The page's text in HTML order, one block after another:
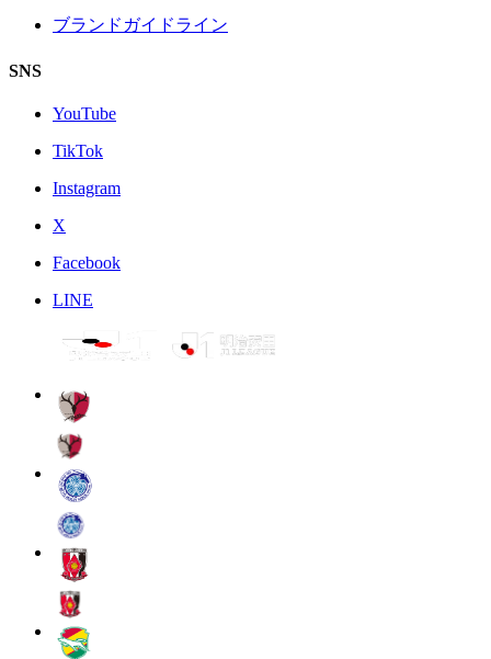
ブランドガイドライン
SNS
YouTube
TikTok
Instagram
X
Facebook
LINE